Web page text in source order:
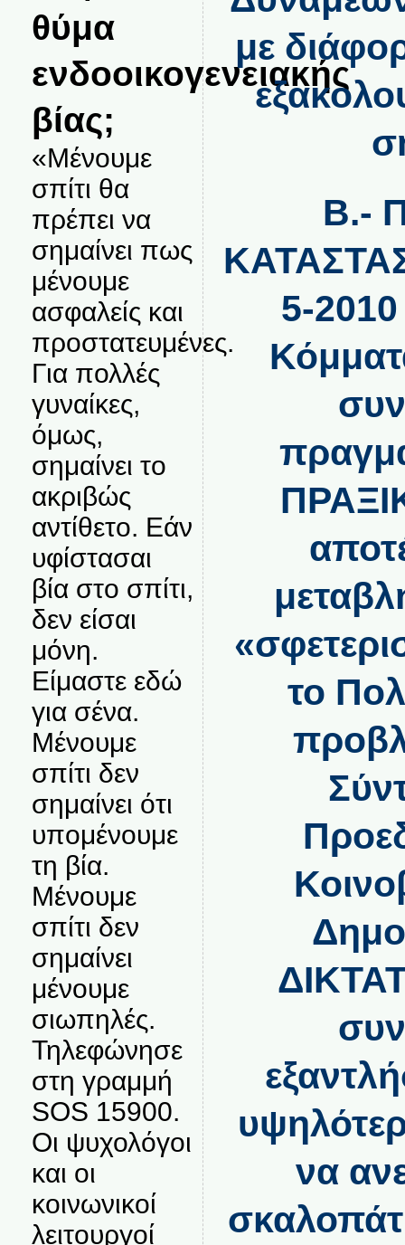
θύμα
ενδοοικογενειακής
βίας;
«Μένουμε
σπίτι θα
πρέπει να
σημαίνει πως
μένουμε
ασφαλείς και
προστατευμένες.
Για πολλές
γυναίκες,
όμως,
σημαίνει το
ακριβώς
αντίθετο. Εάν
υφίστασαι
βία στο σπίτι,
δεν είσαι
μόνη.
Είμαστε εδώ
για σένα.
Μένουμε
σπίτι δεν
σημαίνει ότι
υπομένουμε
τη βία.
Μένουμε
σπίτι δεν
σημαίνει
μένουμε
σιωπηλές.
Τηλεφώνησε
στη γραμμή
SOS 15900.
Οι ψυχολόγοι
και οι
κοινωνικοί
λειτουργοί
με
Β.-
5-2010
το
να